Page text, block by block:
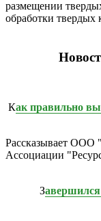
размещении
обработки твердых
Н
Как правильно
Рассказывает ООО
Ассоциации
Завершился